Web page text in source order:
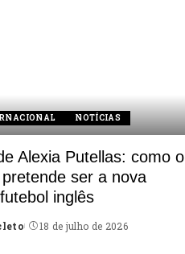
NOTÍCIAS
Alexia Putellas: como o
ser a nova
inglês
18 de julho de 2026